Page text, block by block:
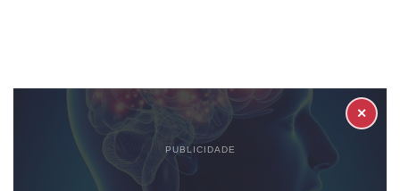
PUBLICIDADE
✕